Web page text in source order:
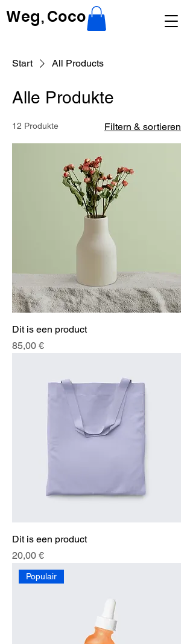
Weg, Coco
Start All Products
Alle Produkte
12 Produkte Filtern & sortieren
Dit is een product
Preis
85,00 €
Dit is een product
Preis
20,00 €
Populair